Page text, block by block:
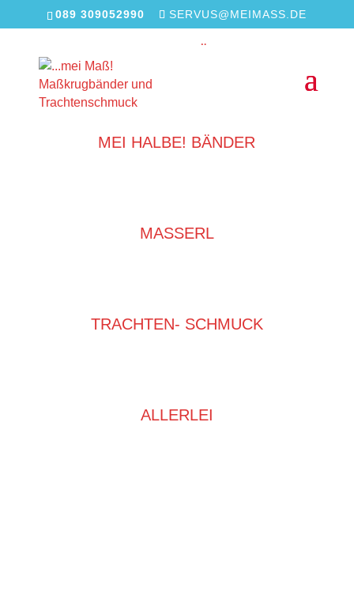
089 309052990 SERVUS@MEIMASS.DE
MEI HALBE! BÄNDER
MASSERL
TRACHTEN- SCHMUCK
ALLERLEI